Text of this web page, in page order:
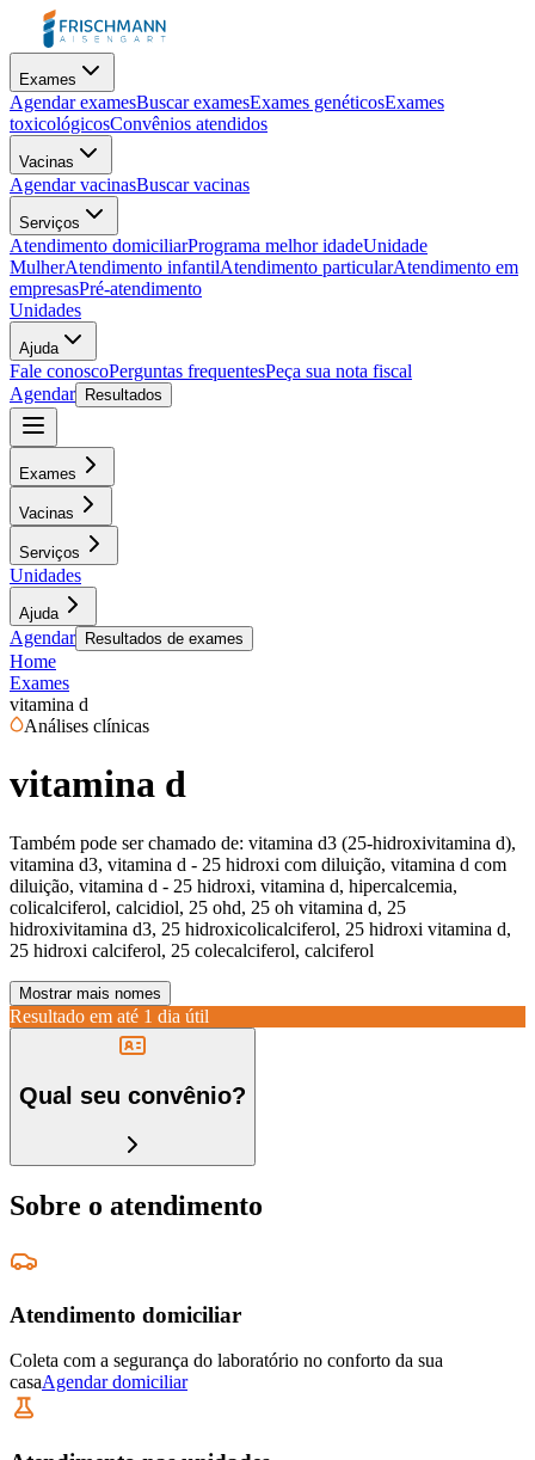
Exames
Agendar examesBuscar examesExames genéticosExames
toxicológicosConvênios atendidos
Vacinas
Agendar vacinasBuscar vacinas
Serviços
Atendimento domiciliarPrograma melhor idadeUnidade
MulherAtendimento infantilAtendimento particularAtendimento em
empresasPré-atendimento
Unidades
Ajuda
Fale conoscoPerguntas frequentesPeça sua nota fiscal
Agendar
Resultados
Exames
Vacinas
Serviços
Unidades
Ajuda
Agendar Resultados de exames
Home
Exames
vitamina d
Análises clínicas
vitamina d
Também pode ser chamado de: vitamina d3 (25-hidroxivitamina d),
vitamina d3, vitamina d - 25 hidroxi com diluição, vitamina d com
diluição, vitamina d - 25 hidroxi, vitamina d, hipercalcemia,
colicalciferol, calcidiol, 25 ohd, 25 oh vitamina d, 25
hidroxivitamina d3, 25 hidroxicolicalciferol, 25 hidroxi vitamina d,
25 hidroxi calciferol, 25 colecalciferol, calciferol
Mostrar mais nomes
Resultado em até 1 dia útil
Qual seu convênio?
Sobre o atendimento
Atendimento domiciliar
Coleta com a segurança do laboratório no conforto da sua
casaAgendar domiciliar